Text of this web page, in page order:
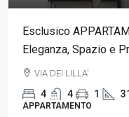
Esclusico
Eleganza, Spazio e
VIA DEI LILLA'
4 4 1
APPARTAMENTO